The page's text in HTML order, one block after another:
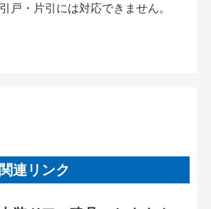
・片引には対応できません。
連リンク